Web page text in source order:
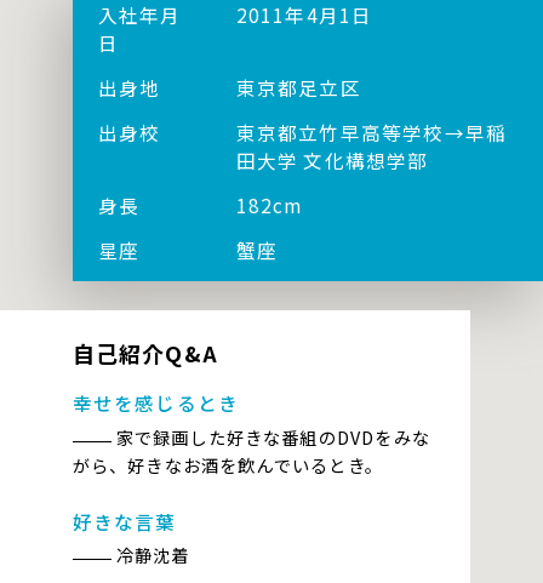
入社年月
日
2011年4月1日
出身地
東京都足立区
出身校
東京都立竹早高等学校→早稲
田大学 文化構想学部
身長
182cm
星座
蟹座
自己紹介Q&A
幸せを感じるとき
家で録画した好きな番組のDVDをみな
がら、好きなお酒を飲んでいるとき。
好きな言葉
冷静沈着